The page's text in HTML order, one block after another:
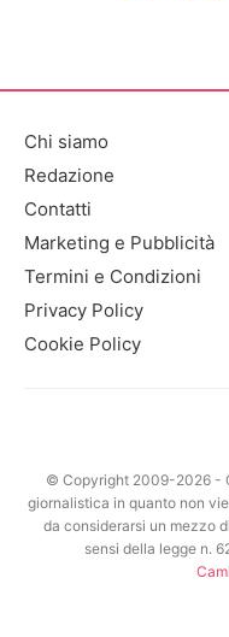
Chi siamo
Redazione
Contatti
Marketing e Pubblicità
Termini e Condizioni
Privacy Policy
Cookie Policy
© Copyright 2009-2026 -
giornalistica in quanto non
da considerarsi un mezzo
sensi della legge n.